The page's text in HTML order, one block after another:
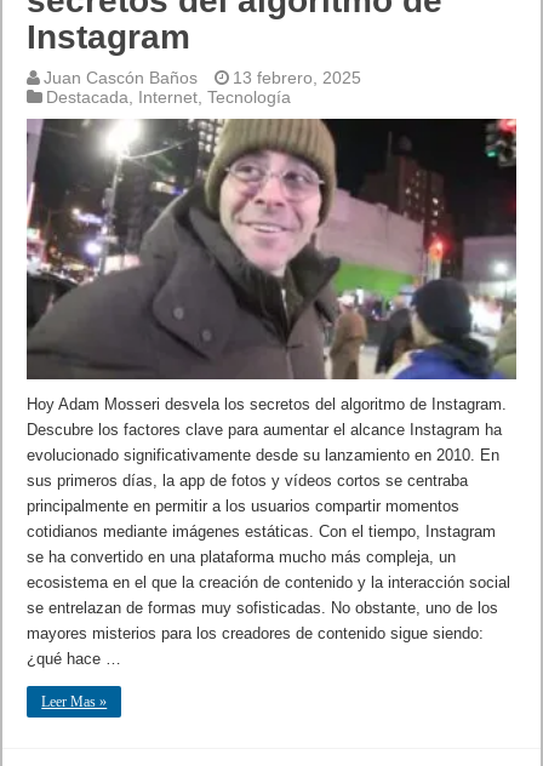
Instagram
Juan Cascón Baños
13 febrero, 2025
Destacada
Internet ,Tecnología
Hoy Adam Mosseri desvela los secretos del algoritmo de Instagram.
Descubre los factores clave para aumentar el alcance Instagram ha
evolucionado significativamente desde su lanzamiento en 2010. En
sus primeros días, la app de fotos y vídeos cortos se centraba
principalmente en permitir a los usuarios compartir momentos
cotidianos mediante imágenes estáticas. Con el tiempo, Instagram
se ha convertido en una plataforma mucho más compleja, un
ecosistema en el que la creación de contenido y la interacción social
se entrelazan de formas muy sofisticadas. No obstante, uno de los
mayores misterios para los creadores de contenido sigue siendo:
¿qué hace …
Leer Mas »